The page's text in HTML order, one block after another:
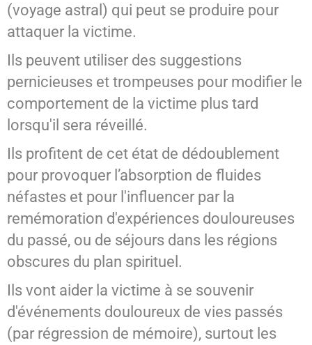
(voyage astral) qui peut se produire pour
attaquer la victime.
Ils peuvent utiliser des suggestions
pernicieuses et trompeuses pour modifier le
comportement de la victime plus tard
lorsqu'il sera réveillé.
Ils profitent de cet état de dédoublement
pour provoquer l’absorption de fluides
néfastes et pour l'influencer par la
remémoration d'expériences douloureuses
du passé, ou de séjours dans les régions
obscures du plan spirituel.
Ils vont aider la victime à se souvenir
d'événements douloureux de vies passés
(par régression de mémoire), surtout les